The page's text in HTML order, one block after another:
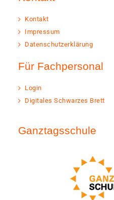
Kontakt
Impressum
Datenschutzerklärung
Für Fachpersonal
Login
Digitales Schwarzes Brett
Ganztagsschule